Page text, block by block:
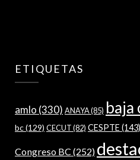
ETIQUETAS
amlo (330) ANAYA(85) baja
bc(129) CECUT(82) CESPTE (143)
Congreso BC (252)